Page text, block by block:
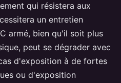
qui résistera aux
un entretien
armé, bien qu'il soit plus
peut se dégrader avec
d'exposition à de fortes
ou d'exposition